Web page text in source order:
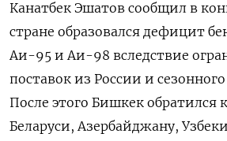
Канатбек Эшатов сообщил в
стране образовался дефицит
Аи-95 и Аи-98 вследствие
‌поставок из России и сезонного
После этого Бишкек обратился
Беларуси, Азербайджану,